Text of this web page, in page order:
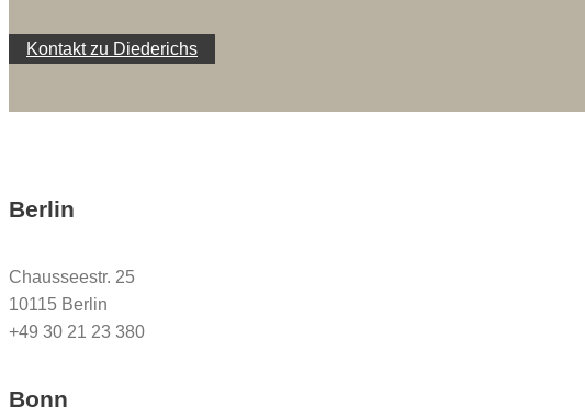
Kontakt zu Diederichs
Berlin
Chausseestr. 25
10115 Berlin
+49 30 21 23 380
Bonn